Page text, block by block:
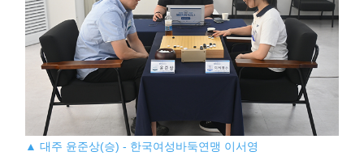
▲ 대주 윤준상(승) - 한국여성바둑연맹 이서영